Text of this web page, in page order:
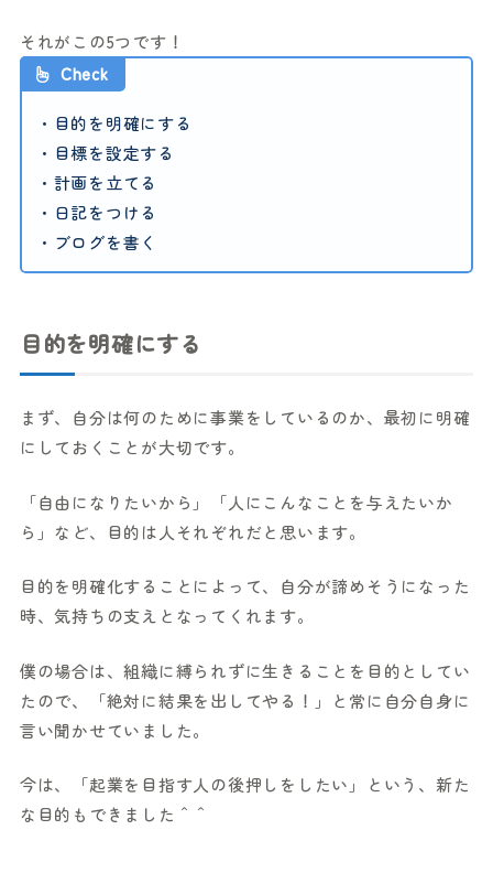
それがこの5つです！
Check
・目的を明確にする
・目標を設定する
・計画を立てる
・日記をつける
・ブログを書く
目的を明確にする
まず、自分は何のために事業をしているのか、最初に明確
にしておくことが大切です。
「自由になりたいから」「人にこんなことを与えたいか
ら」など、目的は人それぞれだと思います。
目的を明確化することによって、自分が諦めそうになった
時、気持ちの支えとなってくれます。
僕の場合は、組織に縛られずに生きることを目的としてい
たので、「絶対に結果を出してやる！」と常に自分自身に
言い聞かせていました。
今は、「起業を目指す人の後押しをしたい」という、新た
な目的もできました＾＾